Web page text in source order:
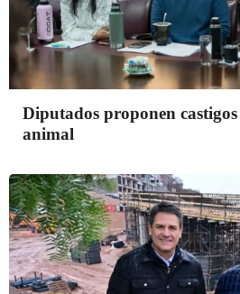
Diputados proponen
animal